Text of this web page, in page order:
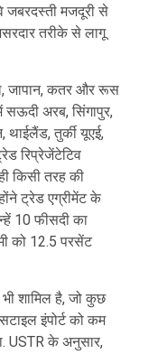
जबरदस्ती मजदूरी से
तरीके से लागू
जापान, कतर और रूस
अरब, सिंगापुर,
थाईलैंड, तुर्की यूएई,
रिप्रेजेंटेटिव
किसी तरह की
ट्रेड एग्रीमेंट के
10 फीसदी का
को 12.5 परसेंट
भी शामिल है, जो कुछ
इंपोर्ट को कम
USTR के अनुसार,